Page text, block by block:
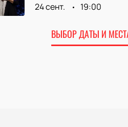
24 сент.
19:00
ВЫБОР ДАТЫ И